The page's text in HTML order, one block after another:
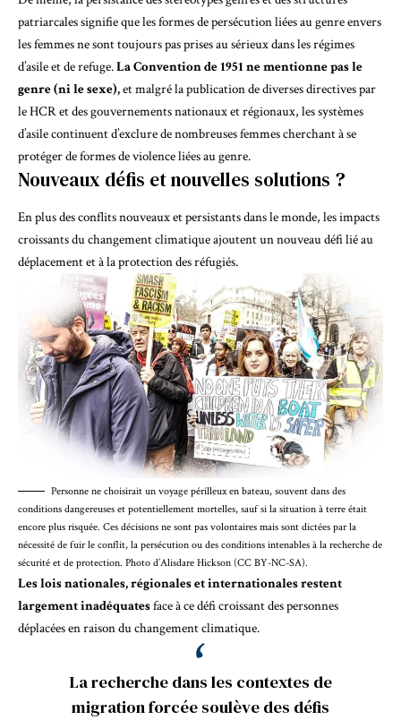
patriarcales signifie que les formes de persécution liées au genre envers
les femmes ne sont toujours pas prises au sérieux dans les régimes
d’asile et de refuge.La Convention de 1951 ne mentionne pas le
genre (ni le sexe),et malgré la publication de diverses directives par
le HCR et des gouvernements nationaux et régionaux, les systèmes
d’asile continuent d’exclure de nombreuses femmes cherchant à se
protéger deformes de violence liées au genre.
Nouveaux défis et nouvelles solutions ?
En plus des conflits nouveaux et persistants dans le monde, les impacts
croissants du changement climatique ajoutent un nouveau défi lié au
déplacement et à la protection des réfugiés.
Personne ne choisirait un voyage périlleux en bateau, souvent dans des
conditions dangereuses et potentiellement mortelles, sauf si la situation à terre était
encore plus risquée. Ces décisions ne sont pas volontaires mais sont dictées par la
nécessité de fuir le conflit, la persécution ou des conditions intenables à la recherche de
sécurité et de protection. Photo d’Alisdare Hickson (CC BY-NC-SA).
Les lois nationales, régionales et internationales restent
largement inadéquatesface à ce défi croissant despersonnes
déplacées en raison du changement climatique.
La recherche dans les contextes de
migration forcée soulève des défis